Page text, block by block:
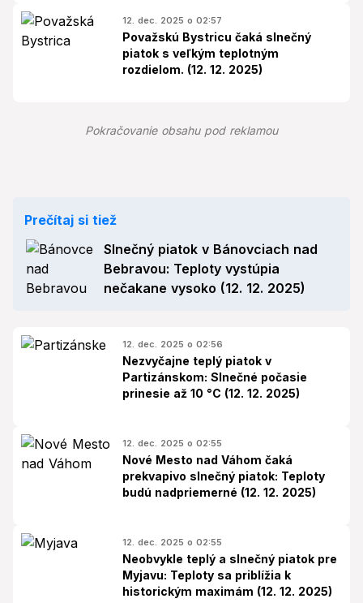
12. dec. 2025 o 02:57
Považskú Bystricu čaká slnečný
piatok s veľkým teplotným
rozdielom. (12. 12. 2025)
Pokračovanie obsahu pod reklamou
Prečítaj si tiež
Slnečný piatok v Bánovciach nad
Bebravou: Teploty vystúpia
nečakane vysoko (12. 12. 2025)
12. dec. 2025 o 02:56
Nezvyčajne teplý piatok v
Partizánskom: Slnečné počasie
prinesie až 10 °C (12. 12. 2025)
12. dec. 2025 o 02:55
Nové Mesto nad Váhom čaká
prekvapivo slnečný piatok: Teploty
budú nadpriemerné (12. 12. 2025)
12. dec. 2025 o 02:55
Neobvykle teplý a slnečný piatok pre
Myjavu: Teploty sa priblížia k
historickým maximám (12. 12. 2025)